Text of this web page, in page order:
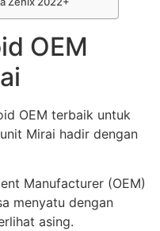
OEM
OEM terbaik untuk
Mirai hadir dengan
Manufacturer (OEM)
menyatu dengan
asing.